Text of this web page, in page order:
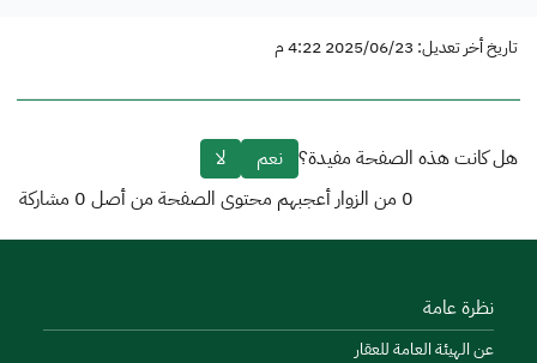
تاريخ أخر تعديل: 2025/06/23 4:22 م
هل كانت هذه الصفحة مفيدة؟ نعم
لا
0 من الزوار أعجبهم محتوى الصفحة من أصل 0 مشاركة
نظرة عامة
عن الهيئة العامة للعقار